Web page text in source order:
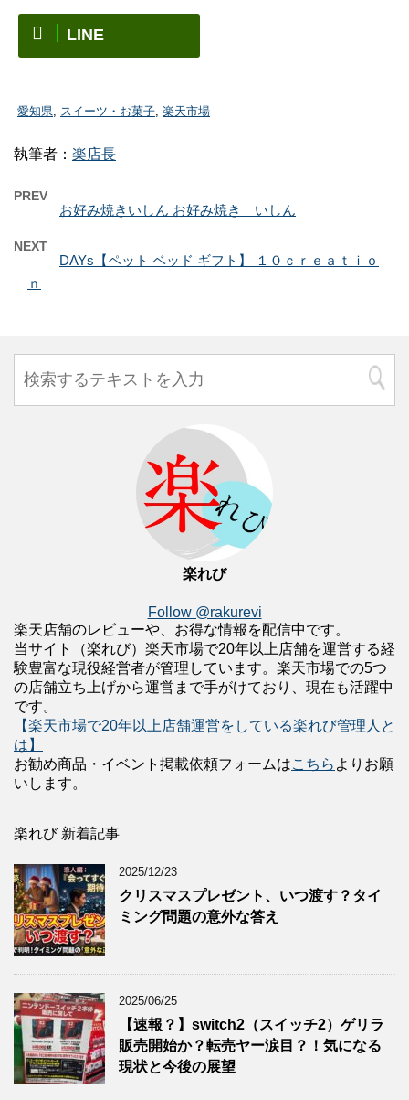
LINE
-愛知県, スイーツ・お菓子, 楽天市場
執筆者： 楽店長
PREV
お好み焼きいしん お好み焼き いしん
NEXT
DAYs【ペット ベッド ギフト】 １０ｃｒｅａｔｉｏ
ｎ
楽れび
Follow @rakurevi
楽天店舗のレビューや、お得な情報を配信中です。
当サイト（楽れび）楽天市場で20年以上店舗を運営する経
験豊富な現役経営者が管理しています。楽天市場での5つ
の店舗立ち上げから運営まで手がけており、現在も活躍中
です。
【楽天市場で20年以上店舗運営をしている楽れび管理人と
は】
お勧め商品・イベント掲載依頼フォームはこちら よりお願
いします。
楽れび 新着記事
2025/12/23
クリスマスプレゼント、いつ渡す？タイ
ミング問題の意外な答え
2025/06/25
【速報？】switch2（スイッチ2）ゲリラ
販売開始か？転売ヤー涙目？！気になる
現状と今後の展望